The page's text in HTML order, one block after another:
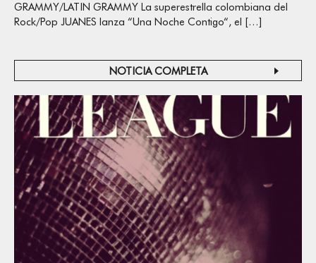
GRAMMY/LATIN GRAMMY La superestrella colombiana del
Rock/Pop JUANES lanza “Una Noche Contigo“, el […]
NOTICIA COMPLETA